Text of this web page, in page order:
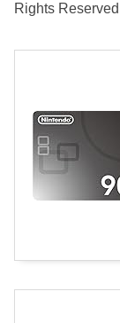
Rights